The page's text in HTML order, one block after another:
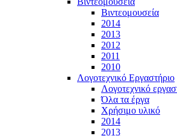
Βιντεομουσεία
2014
2013
2012
2011
2010
Λογοτεχνικό Εργαστήριο
Λογοτεχνικό
Όλα τα έργα
Χρήσιμο υλικό
2014
2013